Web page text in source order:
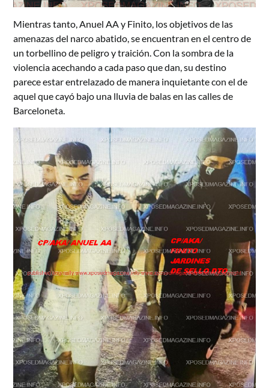
Mientras tanto, Anuel AA y Finito, los objetivos de las
amenazas del narco abatido, se encuentran en el centro de
un torbellino de peligro y traición. Con la sombra de la
violencia acechando a cada paso que dan, su destino
parece estar entrelazado de manera inquietante con el de
aquel que cayó bajo una lluvia de balas en las calles de
Barceloneta.